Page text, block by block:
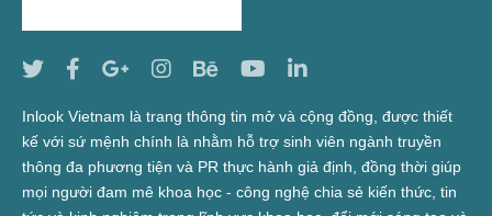
Inlook Vietnam là trang thông tin mở và cộng đồng, được thiết
kế với sứ mệnh chính là nhằm hỗ trợ sinh viên ngành truyền
thông đa phương tiện và PR thực hành giả định, đồng thời giúp
mọi người đam mê khoa học - công nghệ chia sẻ kiến thức, tin